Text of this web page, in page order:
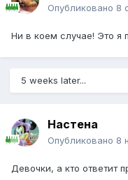
Опубликовано 8
Ни в коем случае! Это я
5 weeks later...
Настена
Опубликовано 8
Девочки, а кто ответит